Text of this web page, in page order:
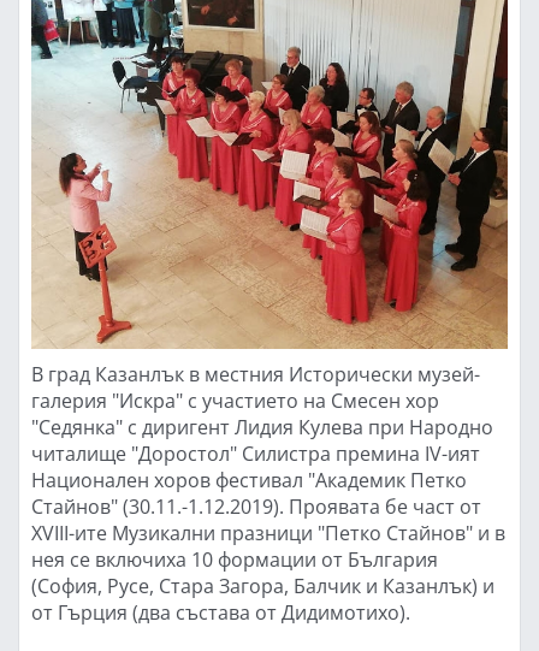
В град Казанлък в местния Исторически музей-
галерия "Искра" с участието на Смесен хор
"Седянка" с диригент Лидия Кулева при Народно
читалище "Доростол" Силистра премина IV-ият
Национален хоров фестивал "Академик Петко
Стайнов" (30.11.-1.12.2019). Проявата бе част от
XVIII-ите Музикални празници "Петко Стайнов" и в
нея се включиха 10 формации от България
(София, Русе, Стара Загора, Балчик и Казанлък) и
от Гърция (два състава от Дидимотихо).